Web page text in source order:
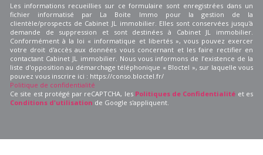
Les informations recueillies sur ce formulaire sont enregistrées dans un
fichier informatisé par La Boite Immo pour la gestion de la
clientèle/prospects de Cabinet JL immobilier. Elles sont conservées jusqu'à
demande de suppression et sont destinées à Cabinet JL immobilier.
Conformément à la loi « informatique et libertés », vous pouvez exercer
votre droit d'accès aux données vous concernant et les faire rectifier en
contactant Cabinet JL immobilier. Nous vous informons de l’existence de la
liste d'opposition au démarchage téléphonique « Bloctel », sur laquelle vous
pouvez vous inscrire ici : https://conso.bloctel.fr/
Politique de confidentialité
Ce site est protégé par reCAPTCHA, les Politiques de Confidentialité et es
Conditions d'utilisation de Google s'appliquent.